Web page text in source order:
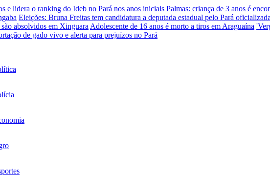
e lidera o ranking do Ideb no Pará nos anos iniciais Palmas: criança de 3 anos é
Eleições: Bruna Freitas tem candidatura a deputada estadual pelo Pará
absolvidos em Xinguara Adolescente de 16 anos é morto a tiros em Araguaína
de gado vivo e alerta para prejuízos no Pará